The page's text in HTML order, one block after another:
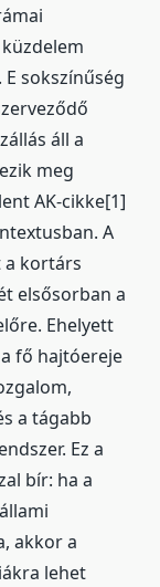
sokszínűség
áll a
meg
AK-cikke[1]
A
a kortárs
elsősorban a
Ehelyett
fő hajtóereje
a tágabb
Ez a
bír: ha a
akkor a
lehet